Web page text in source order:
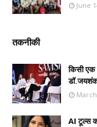
June
तकनीकी
किसी एक
AI टूल्स